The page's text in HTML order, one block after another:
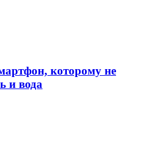
которому не
и вода